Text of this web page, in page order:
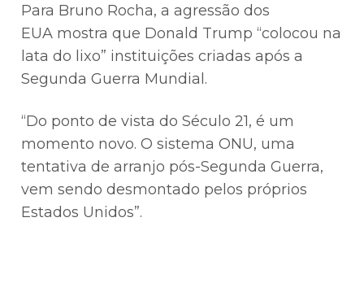
Para Bruno Rocha, a agressão dos
EUA mostra que Donald Trump “colocou na
lata do lixo” instituições criadas após a
Segunda Guerra Mundial.
“Do ponto de vista do Século 21, é um
momento novo. O sistema ONU, uma
tentativa de arranjo pós-Segunda Guerra,
vem sendo desmontado pelos próprios
Estados Unidos”.